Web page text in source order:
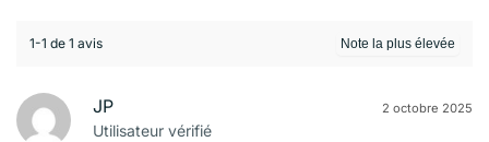
1-1 de 1 avis
JP
Utilisateur vérifié
2 octobre 2025